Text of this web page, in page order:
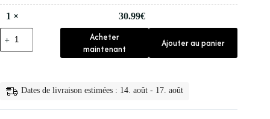
1 × 30.99€
quantité
de
✨
des
Acheter
maintenant
Ajouter au panier
Dates de livraison estimées : 14. août - 17. août